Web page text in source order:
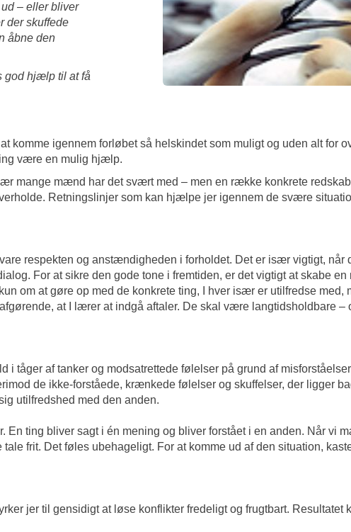
– eller bliver
der skuffede
åbne den
god hjælp til at få
komme igennem forløbet så helskindet som muligt og uden alt for
være en mulig hjælp.
mange mænd har det svært med – men en række konkrete
Retningslinjer som kan hjælpe jer igennem de svære
respekten og anstændigheden i forholdet. Det er især vigtigt, når
For at sikre den gode tone i fremtiden, er det vigtigt at skabe en
om at gøre op med de konkrete ting, I hver især er utilfredse med,
at I lærer at indgå aftaler. De skal være langtidsholdbare –
i tåger af tanker og modsatrettede følelser på grund af
de ikke-forståede, krænkede følelser og skuffelser, der ligger
utilfredshed med den anden.
ting bliver sagt i én mening og bliver forstået i en anden. Når vi
frit. Det føles ubehageligt. For at komme ud af den situation,
jer til gensidigt at løse konflikter fredeligt og frugtbart.